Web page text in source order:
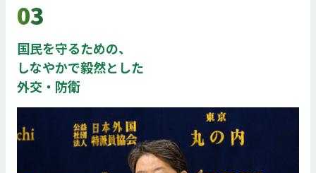
03
国民を守るための、
しなやかで毅然とした
外交・防衛